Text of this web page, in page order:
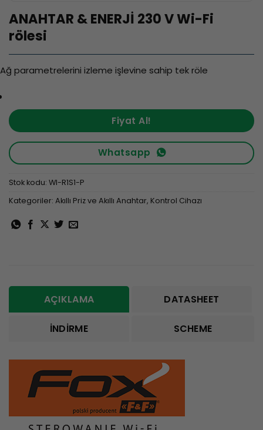
ANAHTAR & ENERJİ 230 V Wi-Fi
rölesi
Ağ parametrelerini izleme işlevine sahip tek röle
Fiyat Al!
Whatsapp
Stok kodu: WI-R1S1-P
Kategoriler: Akıllı Priz ve Akıllı Anahtar, Kontrol Cihazı
AÇIKLAMA DATASHEET
İNDIRME SCHEME